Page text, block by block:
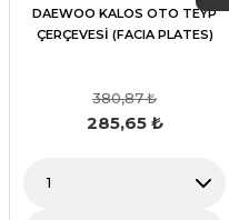
DAEWOO KALOS OTO TEYP
ÇERÇEVESİ (FACIA PLATES)
380,87 ₺
285,65 ₺